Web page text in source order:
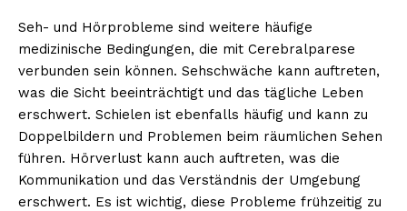
Seh- und Hörprobleme sind weitere häufige
medizinische Bedingungen, die mit Cerebralparese
verbunden sein können. Sehschwäche kann auftreten,
was die Sicht beeinträchtigt und das tägliche Leben
erschwert. Schielen ist ebenfalls häufig und kann zu
Doppelbildern und Problemen beim räumlichen Sehen
führen. Hörverlust kann auch auftreten, was die
Kommunikation und das Verständnis der Umgebung
erschwert. Es ist wichtig, diese Probleme frühzeitig zu